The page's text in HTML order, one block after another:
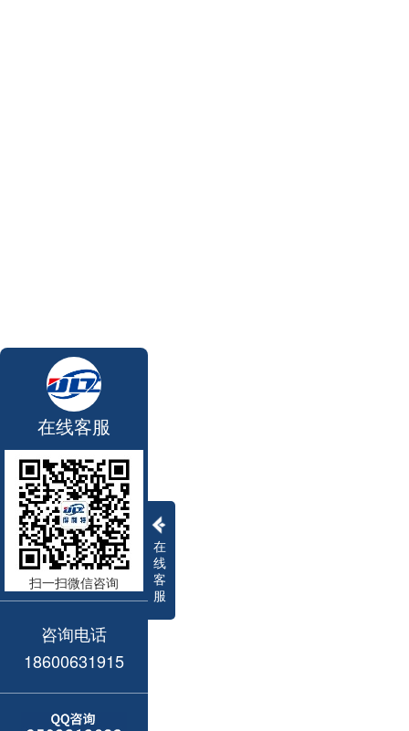
在
线
客
服
在线客服
扫一扫微信咨询
咨询电话
18600631915